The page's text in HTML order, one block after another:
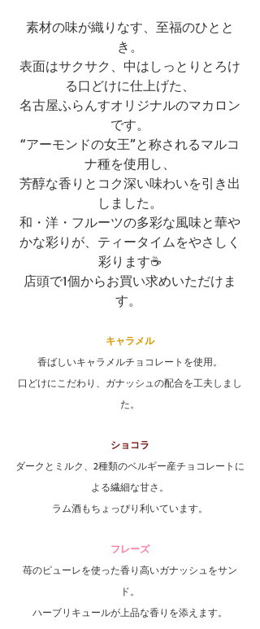
素材の味が織りなす、至福のひとと
き。
表面はサクサク、中はしっとりとろけ
る口どけに仕上げた、
名古屋ふらんすオリジナルのマカロン
です。
“アーモンドの女王”と称されるマルコ
ナ種を使用し、
芳醇な香りとコク深い味わいを引き出
しました。
和・洋・フルーツの多彩な風味と華や
かな彩りが、ティータイムをやさしく
彩ります☕
店頭で1個からお買い求めいただけま
す。
キャラメル
香ばしいキャラメルチョコレートを使用。
口どけにこだわり、ガナッシュの配合を工夫しまし
た。
ショコラ
ダークとミルク、2種類のベルギー産チョコレートに
よる繊細な甘さ。
ラム酒もちょっぴり利いています。
フレーズ
苺のピューレを使った香り高いガナッシュをサン
ド。
ハーブリキュールが上品な香りを添えます。